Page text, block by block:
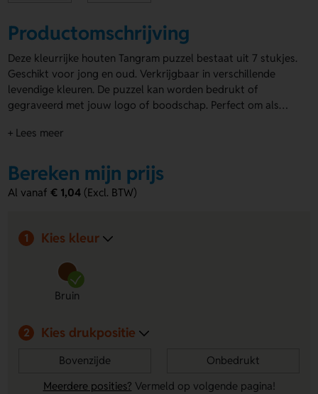
Productomschrijving
Deze kleurrijke houten Tangram puzzel bestaat uit 7 stukjes.
Geschikt voor jong en oud. Verkrijgbaar in verschillende
levendige kleuren. De puzzel kan worden bedrukt of
gegraveerd met jouw logo of boodschap. Perfect om als
speelse manier te promoten. Laat jouw bedrijf opvallen met
+ Lees meer
Bereken mijn prijs
Al vanaf€ 1,04 (Excl. BTW)
1 Kies kleur
Bruin
2 Kies drukpositie
Bovenzijde
Onbedrukt
Meerdere posities? Vermeld op volgende pagina!